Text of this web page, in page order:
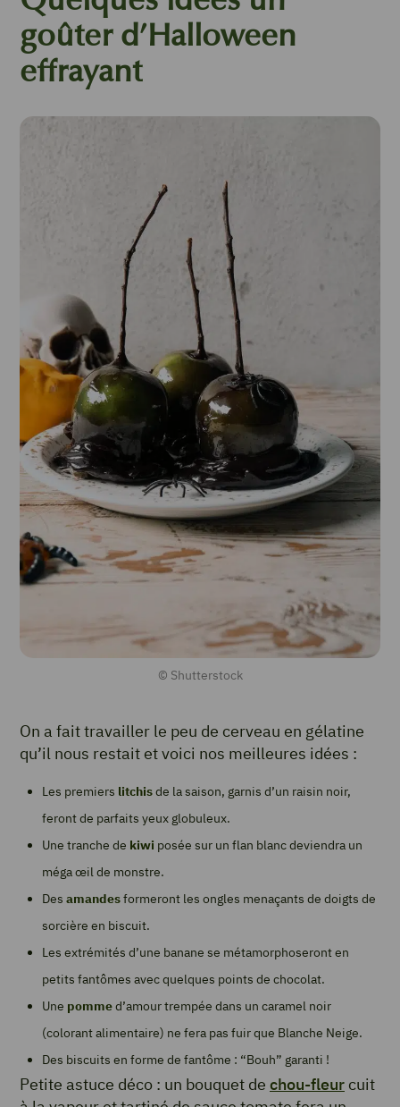
goûter d’Halloween
effrayant
© Shutterstock
On a fait travailler le peu de cerveau en gélatine
qu’il nous restait et voici nos meilleures idées :
Les premiers litchisde la saison, garnis d’un raisin noir,
feront de parfaits yeux globuleux.
Une tranche de kiwi posée sur un flan blanc deviendra un
méga œil de monstre.
Des amandesformeront les ongles menaçants de doigts de
sorcière en biscuit.
Les extrémités d’une banane se métamorphoseront en
petits fantômes avec quelques points de chocolat.
Une pommed’amour trempée dans un caramel noir
(colorant alimentaire) ne fera pas fuir que Blanche Neige.
Des biscuits en forme de fantôme : “Bouh” garanti !
Petite astuce déco : un bouquet de chou-fleur cuit